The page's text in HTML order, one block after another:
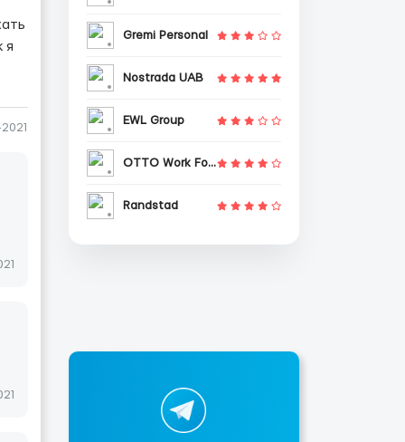
я
Gremi Personal
Nostrada UAB
EWL Group
OTTO Work Force
Randstad